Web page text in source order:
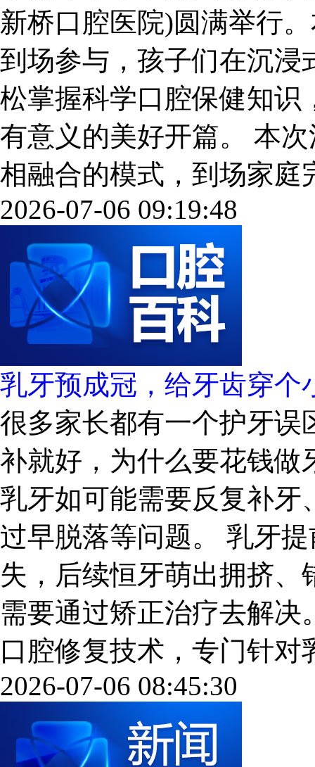
新桥口腔医院)圆满举行
到场参与，孩子们在沉浸
松掌握科学口腔保健知识
有意义的美好开篇。 本
相融合的模式，到场家庭
2026-07-06 09:19:48
乳牙预成冠，给牙齿穿个
很多家长都有一个护牙误
补就好，为什么要花钱做
乳牙如可能需要反复补牙
过早脱落等问题。 乳牙
失，后续恒牙萌出拥挤
需要通过矫正治疗去解
口腔修复技术，专门针对
2026-07-06 08:45:30